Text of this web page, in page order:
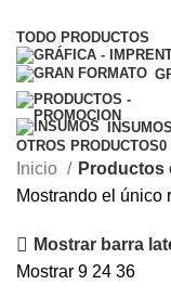
TODO PRODUCTOS
INSUMOS
OTROS PRODUCTOS0
Inicio
Productos
Mostrando el único
Mostrar barra
Mostrar 9 24 36